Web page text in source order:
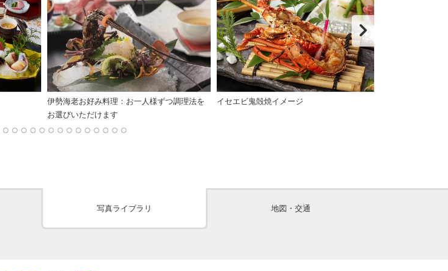
伊勢海老お好み料理：お一人様ずつ調理法を
お選びいただけます
イセエビ鬼殻焼イメージ
写真ライブラリ 地図・交通